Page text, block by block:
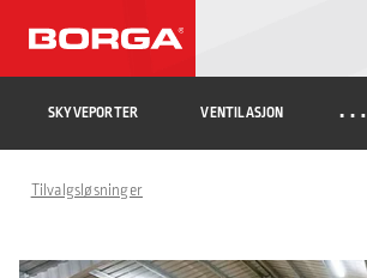
SKYVEPORTER VENTILASJON …
Tilvalgsløsninger